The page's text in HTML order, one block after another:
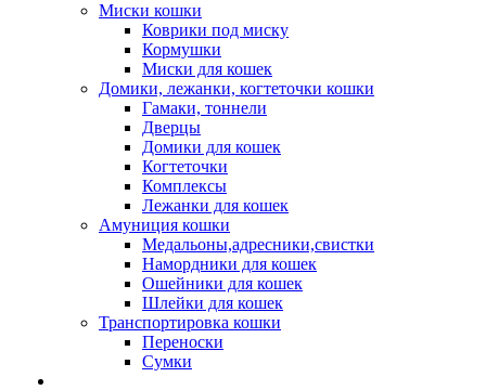
Миски кошки
Коврики под миску
Кормушки
Миски для кошек
Домики, лежанки, когтеточки кошки
Гамаки, тоннели
Дверцы
Домики для кошек
Когтеточки
Комплексы
Лежанки для кошек
Амуниция кошки
Медальоны,адресники,свистки
Намордники для кошек
Ошейники для кошек
Шлейки для кошек
Транспортировка кошки
Переноски
Сумки